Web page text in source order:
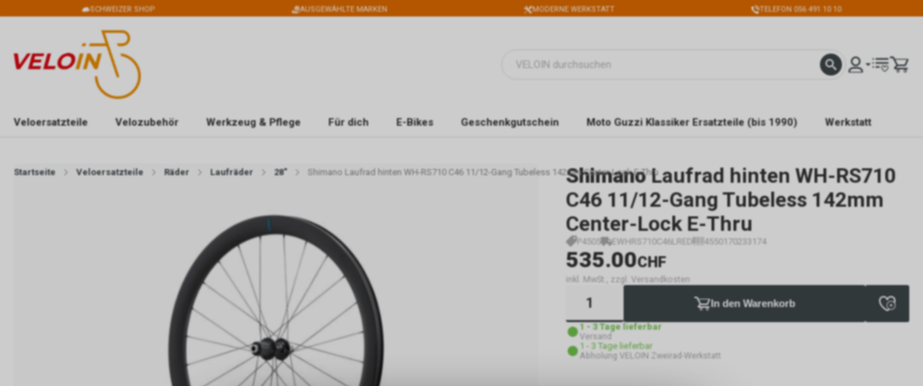
SCHWEIZER SHOP AUSGEWÄHLTE MARKEN MODERNE WERKSTATT TELEFON 056 491 10 10
Veloersatzteile Velozubehör Werkzeug & Pflege Für dich E-Bikes Geschenkgutschein Moto Guzzi Klassiker Ersatzteile (bis 1990) Werkstatt
Startseite Veloersatzteile Räder Laufräder 28" Shimano Laufrad hinten WH-RS710 C46 11/12-Gang Tubeless 142mm Center-Lock E-Thru
Shimano Laufrad hinten WH-RS710
C46 11/12-Gang Tubeless 142mm
Center-Lock E-Thru
P4505 EWHRS710C46LRED 4550170233174
535.00CHF
inkl. MwSt., zzgl. Versandkosten
In den Warenkorb
1 - 3 Tage lieferbar
Versand
1 - 3 Tage lieferbar
Abholung VELOIN Zweirad-Werkstatt